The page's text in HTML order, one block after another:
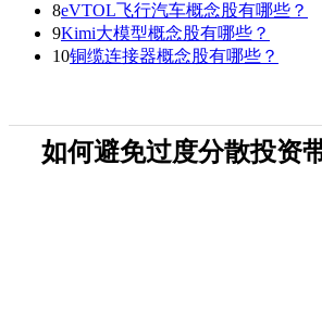
8eVTOL飞行汽车概念股有哪些？
9Kimi大模型概念股有哪些？
10铜缆连接器概念股有哪些？
如何避免过度分散投资